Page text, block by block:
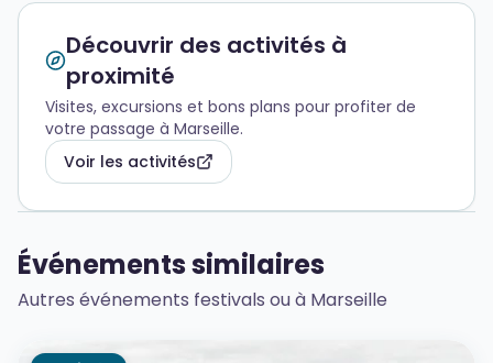
Découvrir des activités à
proximité
Visites, excursions et bons plans pour profiter de
votre passage à Marseille.
Voir les activités
Événements similaires
Autres événements festivals ou à Marseille